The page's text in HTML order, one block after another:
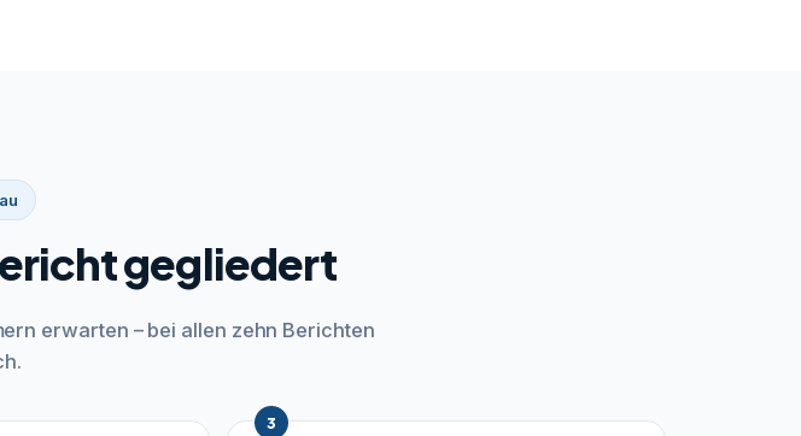
gegliedert
erwarten – bei allen zehn Berichten
3